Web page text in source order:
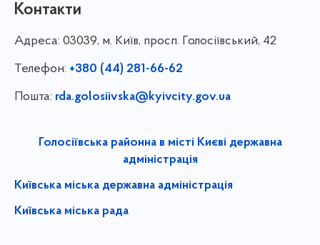
Контакти
Адреса: 03039, м. Київ, просп. Голосіївський, 42
Телефон: +380 (44) 281-66-62
Пошта: rda.golosiivska@kyivcity.gov.ua
Голосіївська районна в місті Києві державна
адміністрація
Київська міська державна адміністрація
Київська міська рада